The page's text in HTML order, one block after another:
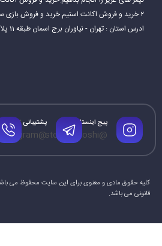
می‌دهد از آن لذت ببرند. این شامل سابقه بازی،
۲ خرید و فروش اکانت استیم خرید و فروش بازی سی اس گو تخصص ماست.
ادرس استان : تهران - نیاوران برج اسمان طبقه 11 پلاک 1104
پیج اینستاگرام
@steamforoshi
پشتیبانی تلگرام
@mrtelegram
کلیه حقوق مادی و معنوی برای این سایت محفوظ می
قانونی می باشد.